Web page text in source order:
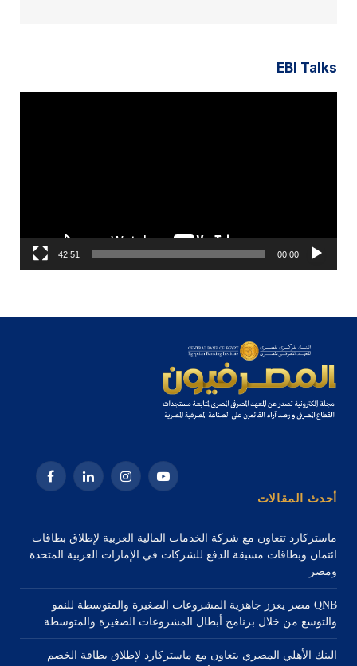
EBI Talks
00:00
42:51
يوتيوب الانستغراملينكدإن فيسبوك
أحدث المقالات
ماستركارد تتعاون مع شركة الخدمات المالية العربية لإطلاق بطاقات
ائتمان وبطاقات مسبقة الدفع للشركات في الإمارات العربية المتحدة
ومصر
QNB مصر يعزز جاهزية المشروعات الصغيرة والمتوسطة للنمو
والتوسع من خلال برنامج أبطال المشروعات الصغيرة والمتوسطة
البنك الأهلي المصري يتعاون مع ماستركارد لإطلاق بطاقة الخصم